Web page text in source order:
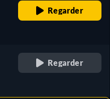
Regarder
Regarder